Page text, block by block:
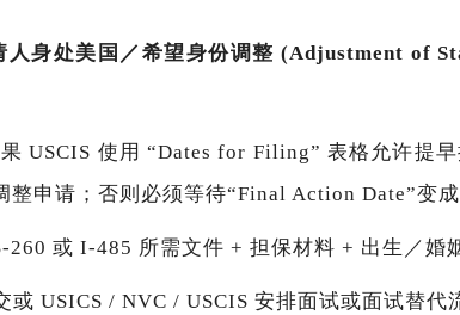
身处美国／希望身份调整 (Adjustment of
USCIS 使用 “Dates for Filing” 表格允许提
整申请；否则必须等待“Final Action Date”变
260 或 I-485 所需文件 + 担保材料 + 出生／婚
USICS / NVC / USCIS 安排面试或面试替代